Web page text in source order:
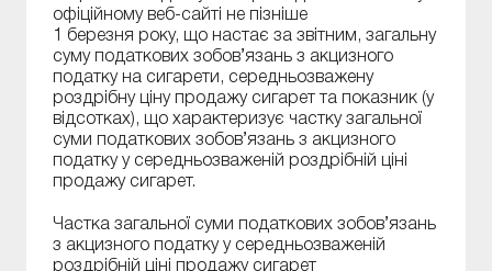
офіційному веб-сайті не пізніше
1 березня року, що настає за звітним, загальну
суму податкових зобов’язань з акцизного
податку на сигарети, середньозважену
роздрібну ціну продажу сигарет та показник (у
відсотках), що характеризує частку загальної
суми податкових зобов’язань з акцизного
податку у середньозваженій роздрібній ціні
продажу сигарет.
Частка загальної суми податкових зобов’язань
з акцизного податку у середньозваженій
роздрібній ціні продажу сигарет